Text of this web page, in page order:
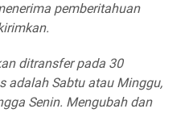
pemberitahuan
ditransfer pada 30
adalah Sabtu atau Minggu,
Senin. Mengubah dan